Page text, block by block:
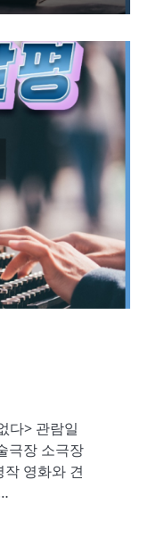
다> 관람일
극장 소극장
영화와 견